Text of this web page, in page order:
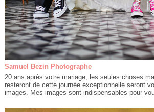
Samuel Bezin Photographe
20 ans après votre mariage, les seules choses
resteront de cette journée exceptionnelle seront
images. Mes images sont indispensables pour